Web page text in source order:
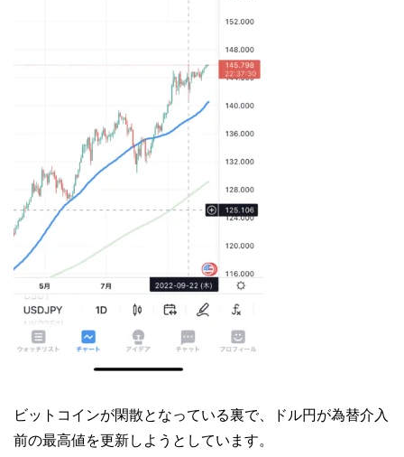
ビットコインが閑散となっている裏で、ドル円が為替介入
前の最高値を更新しようとしています。